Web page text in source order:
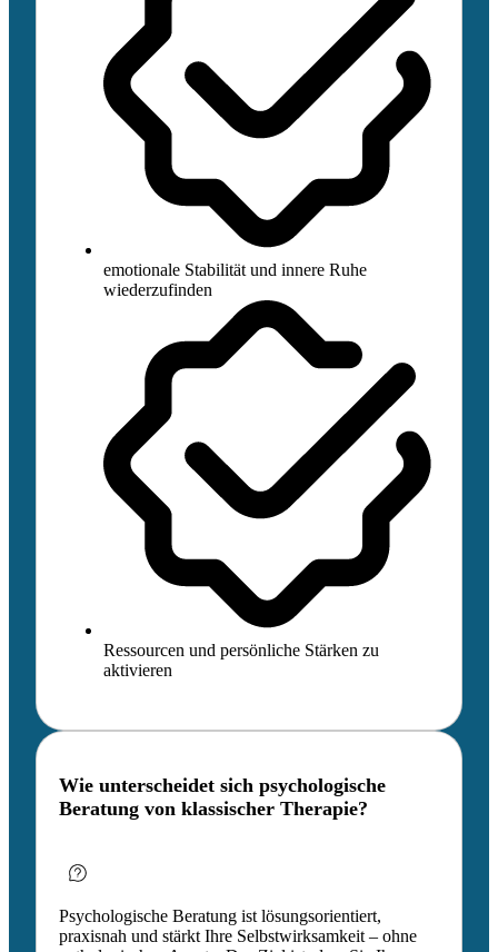
emotionale Stabilität und innere Ruhe
wiederzufinden
Ressourcen und persönliche Stärken zu
aktivieren
Wie unterscheidet sich psychologische
Beratung von klassischer Therapie?
Psychologische Beratung ist lösungsorientiert,
praxisnah und stärkt Ihre Selbstwirksamkeit – ohne